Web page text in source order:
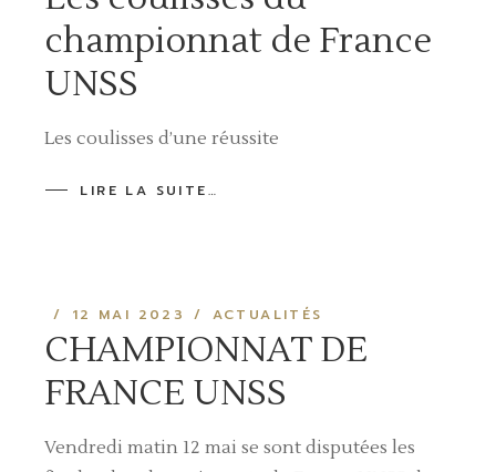
championnat de France
UNSS
Les coulisses d’une réussite
LIRE LA SUITE…
12 MAI 2023 ACTUALITÉS
CHAMPIONNAT DE
FRANCE UNSS
Vendredi matin 12 mai se sont disputées les